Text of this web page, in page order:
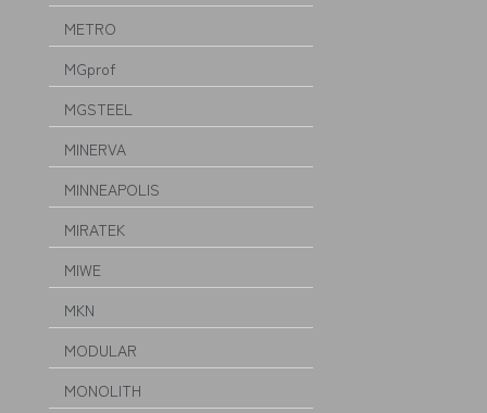
METRO
MGprof
MGSTEEL
MINERVA
MINNEAPOLIS
MIRATEK
MIWE
MKN
MODULAR
MONOLITH